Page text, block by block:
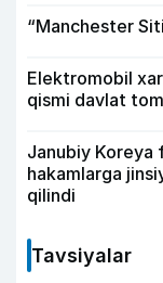
“Manchester
Elektromobil
qismi davlat
Janubiy
hakamlarga
qilindi
Tavsiyalar